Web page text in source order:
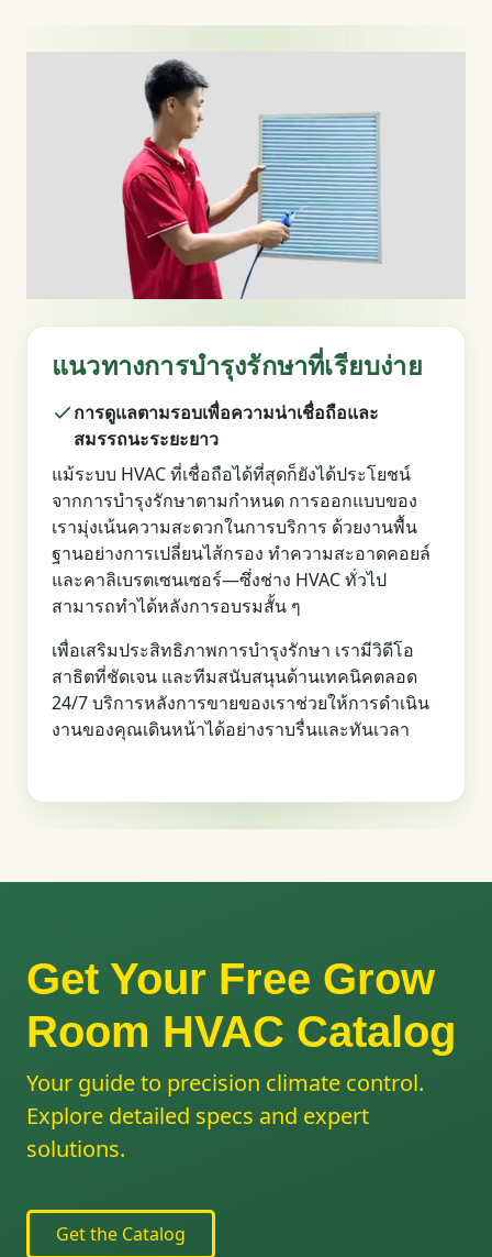
แนวทางการบำรุงรักษาที่เรียบง่าย
การดูแลตามรอบเพื่อความน่าเชื่อถือและ
สมรรถนะระยะยาว
แม้ระบบ HVAC ที่เชื่อถือได้ที่สุดก็ยังได้ประโยชน์
จากการบำรุงรักษาตามกำหนด การออกแบบของ
เรามุ่งเน้นความสะดวกในการบริการ ด้วยงานพื้น
ฐานอย่างการเปลี่ยนไส้กรอง ทำความสะอาดคอยล์
และคาลิเบรตเซนเซอร์—ซึ่งช่าง HVAC ทั่วไป
สามารถทำได้หลังการอบรมสั้น ๆ
เพื่อเสริมประสิทธิภาพการบำรุงรักษา เรามีวิดีโอ
สาธิตที่ชัดเจน และทีมสนับสนุนด้านเทคนิคตลอด
24/7 บริการหลังการขายของเราช่วยให้การดำเนิน
งานของคุณเดินหน้าได้อย่างราบรื่นและทันเวลา
Get Your Free Grow
Room HVAC Catalog
Your guide to precision climate control.
Explore detailed specs and expert
solutions.
Get the Catalog